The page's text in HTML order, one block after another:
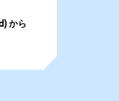
から